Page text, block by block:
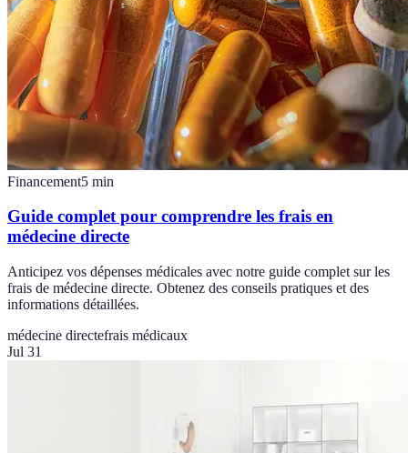
Financement5 min
Guide complet pour comprendre les frais en
médecine directe
Anticipez vos dépenses médicales avec notre guide complet sur les
frais de médecine directe. Obtenez des conseils pratiques et des
informations détaillées.
médecine directefrais médicaux
Jul 31